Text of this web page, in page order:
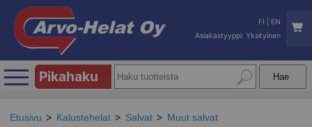
FI
EN
Asiakastyyppi: Yksityinen
Pikahaku
Etusivu Kalustehelat Salvat Muut salvat